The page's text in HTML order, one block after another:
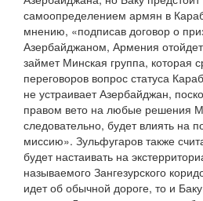
самоопределением армян в
мнению, «подписав договор о
Азербайджаном, Армения
займет Минская группа, которая
переговоров вопрос статуса
не устраивает Азербайджан,
правом вето на любые решения
следовательно, будет влиять на
миссию». Зульфугаров также
будет настаивать на
называемого Зангезурского
идет об обычной дороге, то и